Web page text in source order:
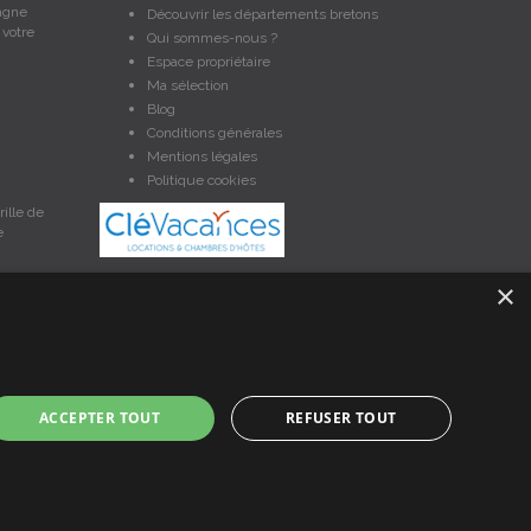
Découvrir les départements bretons
Qui sommes-nous ?
Espace propriétaire
Ma sélection
Blog
Conditions générales
Mentions légales
Politique cookies
de
contractuelles. Les données sont protégées par copyright
en Bretagne, un service de petites annonces de location
contrat vous pouvez faire valoir vos droits si le logement
×
ACCEPTER TOUT REFUSER TOUT